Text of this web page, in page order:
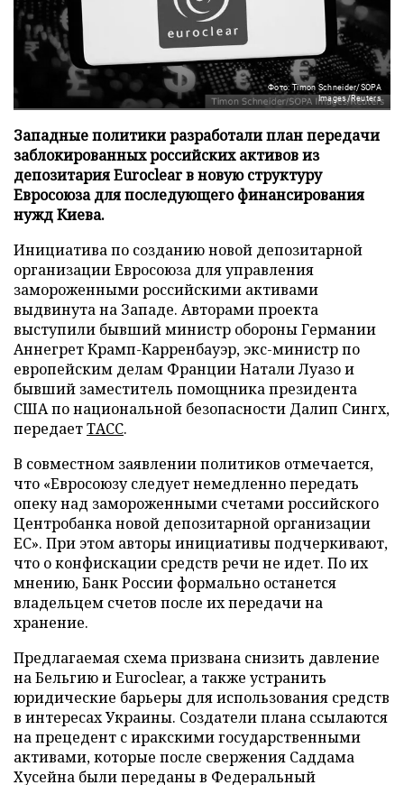
Фото: Timon Schneider/SOPA
Images/Reuters
Западные политики разработали план передачи
заблокированных российских активов из
депозитария Euroclear в новую структуру
Евросоюза для последующего финансирования
нужд Киева.
Инициатива по созданию новой депозитарной
организации Евросоюза для управления
замороженными российскими активами
выдвинута на Западе. Авторами проекта
выступили бывший министр обороны Германии
Аннегрет Крамп-Карренбауэр, экс-министр по
европейским делам Франции Натали Луазо и
бывший заместитель помощника президента
США по национальной безопасности Далип Сингх,
передаетТАСС.
В совместном заявлении политиков отмечается,
что «Евросоюзу следует немедленно передать
опеку над замороженными счетами российского
Центробанка новой депозитарной организации
ЕС». При этом авторы инициативы подчеркивают,
что о конфискации средств речи не идет. По их
мнению, Банк России формально останется
владельцем счетов после их передачи на
хранение.
Предлагаемая схема призвана снизить давление
на Бельгию и Euroclear, а также устранить
юридические барьеры для использования средств
в интересах Украины. Создатели плана ссылаются
на прецедент с иракскими государственными
активами, которые после свержения Саддама
Хусейна были переданы в Федеральный